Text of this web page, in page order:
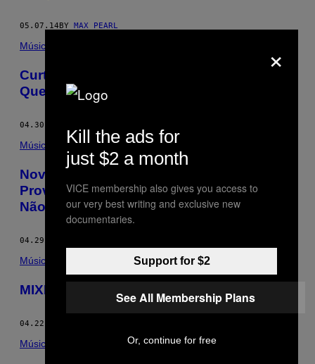
05.07.14BY MAX PEARL
Música
Curtindo uma Pegação Coletiva no
Queens com o Wolf + Lamb
04.30.14
Música
Nove Subgêneros que Você
Provavelmente Desconhece (E Tudo Bem
Não Conhecer, Também)
04.29.14
Música
MIXED BY Branko
04.22.14
Música
×
Kill the ads for
just $2 a month
VICE membership also gives you access to
our very best writing and exclusive new
documentaries.
Support for $2
See All Membership Plans
Or, continue for free